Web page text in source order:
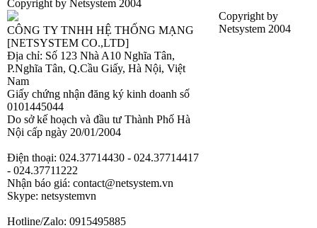
Copyright by Netsystem 2004
CÔNG TY TNHH HỆ THỐNG MẠNG
[NETSYSTEM CO.,LTD]
Địa chỉ: Số 123 Nhà A10 Nghĩa Tân,
P.Nghĩa Tân, Q.Cầu Giấy, Hà Nội, Việt
Nam
Giấy chứng nhận đăng ký kinh doanh số
0101445044
Do sở kế hoạch và đầu tư Thành Phố Hà
Nội cấp ngày 20/01/2004
Điện thoại: 024.37714430 - 024.37714417
- 024.37711222
Nhận báo giá: contact@netsystem.vn
Skype: netsystemvn
Hotline/Zalo: 0915495885
Copyright by
Netsystem 2004